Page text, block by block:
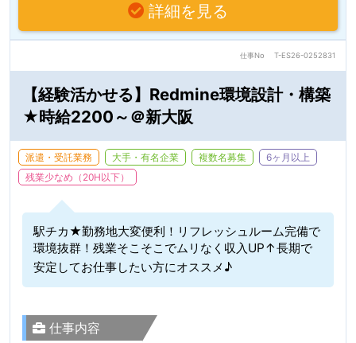
詳細を見る
仕事No T-ES26-0252831
【経験活かせる】Redmine環境設計・構築
★時給2200～＠新大阪
派遣・受託業務 大手・有名企業 複数名募集
6ヶ月以上
残業少なめ（20H以下）
駅チカ★勤務地大変便利！リフレッシュルーム完備で
環境抜群！残業そこそこでムリなく収入UP↑長期で
安定してお仕事したい方にオススメ♪
仕事内容